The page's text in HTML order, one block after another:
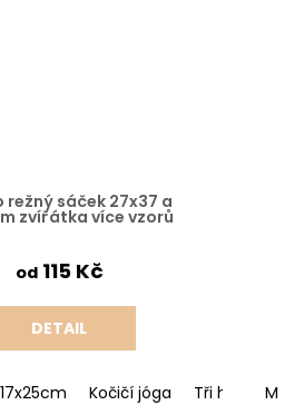
režný sáček 27x37 a
zvířátka více vzorů
od 115 Kč
DETAIL
Kočičí jóga Tři hafíci M